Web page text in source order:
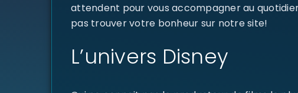
attendent pour vous accompagner au
pas trouver votre bonheur sur notre site!
L’univers Disney